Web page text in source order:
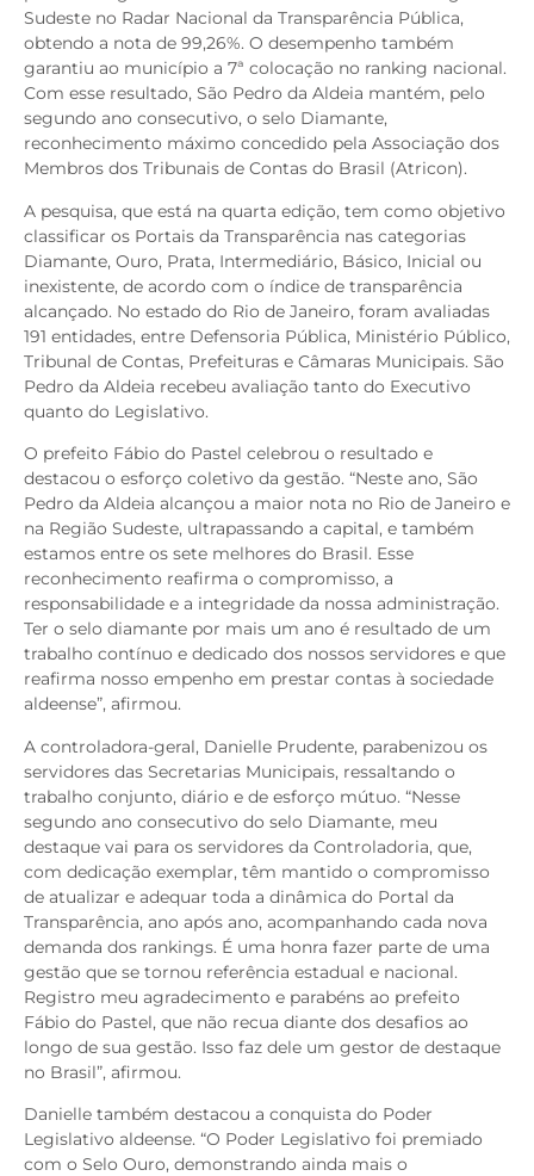
Sudeste no Radar Nacional da Transparência Pública,
obtendo a nota de 99,26%. O desempenho também
garantiu ao município a 7ª colocação no ranking nacional.
Com esse resultado, São Pedro da Aldeia mantém, pelo
segundo ano consecutivo, o selo Diamante,
reconhecimento máximo concedido pela Associação dos
Membros dos Tribunais de Contas do Brasil (Atricon).
A pesquisa, que está na quarta edição, tem como objetivo
classificar os Portais da Transparência nas categorias
Diamante, Ouro, Prata, Intermediário, Básico, Inicial ou
inexistente, de acordo com o índice de transparência
alcançado. No estado do Rio de Janeiro, foram avaliadas
191 entidades, entre Defensoria Pública, Ministério Público,
Tribunal de Contas, Prefeituras e Câmaras Municipais. São
Pedro da Aldeia recebeu avaliação tanto do Executivo
quanto do Legislativo.
O prefeito Fábio do Pastel celebrou o resultado e
destacou o esforço coletivo da gestão. “Neste ano, São
Pedro da Aldeia alcançou a maior nota no Rio de Janeiro e
na Região Sudeste, ultrapassando a capital, e também
estamos entre os sete melhores do Brasil. Esse
reconhecimento reafirma o compromisso, a
responsabilidade e a integridade da nossa administração.
Ter o selo diamante por mais um ano é resultado de um
trabalho contínuo e dedicado dos nossos servidores e que
reafirma nosso empenho em prestar contas à sociedade
aldeense”, afirmou.
A controladora-geral, Danielle Prudente, parabenizou os
servidores das Secretarias Municipais, ressaltando o
trabalho conjunto, diário e de esforço mútuo. “Nesse
segundo ano consecutivo do selo Diamante, meu
destaque vai para os servidores da Controladoria, que,
com dedicação exemplar, têm mantido o compromisso
de atualizar e adequar toda a dinâmica do Portal da
Transparência, ano após ano, acompanhando cada nova
demanda dos rankings. É uma honra fazer parte de uma
gestão que se tornou referência estadual e nacional.
Registro meu agradecimento e parabéns ao prefeito
Fábio do Pastel, que não recua diante dos desafios ao
longo de sua gestão. Isso faz dele um gestor de destaque
no Brasil”, afirmou.
Danielle também destacou a conquista do Poder
Legislativo aldeense. “O Poder Legislativo foi premiado
com o Selo Ouro, demonstrando ainda mais o